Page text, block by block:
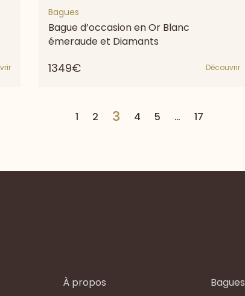
Bagues
Bague d’occasion en Or Blanc
émeraude et Diamants
1349€ Découvrir
1 2 3 4 5 … 17
À propos
Bagues